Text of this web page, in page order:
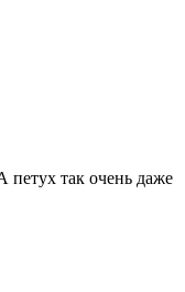
петух так очень даже